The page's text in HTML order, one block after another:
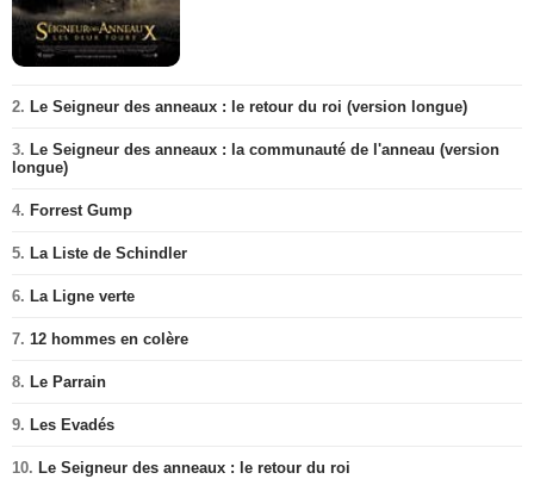
2. Le Seigneur des anneaux : le retour du roi (version longue)
3. Le Seigneur des anneaux : la communauté de l'anneau (version
longue)
4. Forrest Gump
5. La Liste de Schindler
6. La Ligne verte
7. 12 hommes en colère
8. Le Parrain
9. Les Evadés
10. Le Seigneur des anneaux : le retour du roi